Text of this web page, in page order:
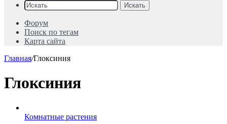
Искать
Форум
Поиск по тегам
Карта сайта
Главная/Глоксиния
Глоксиния
Комнатные растения